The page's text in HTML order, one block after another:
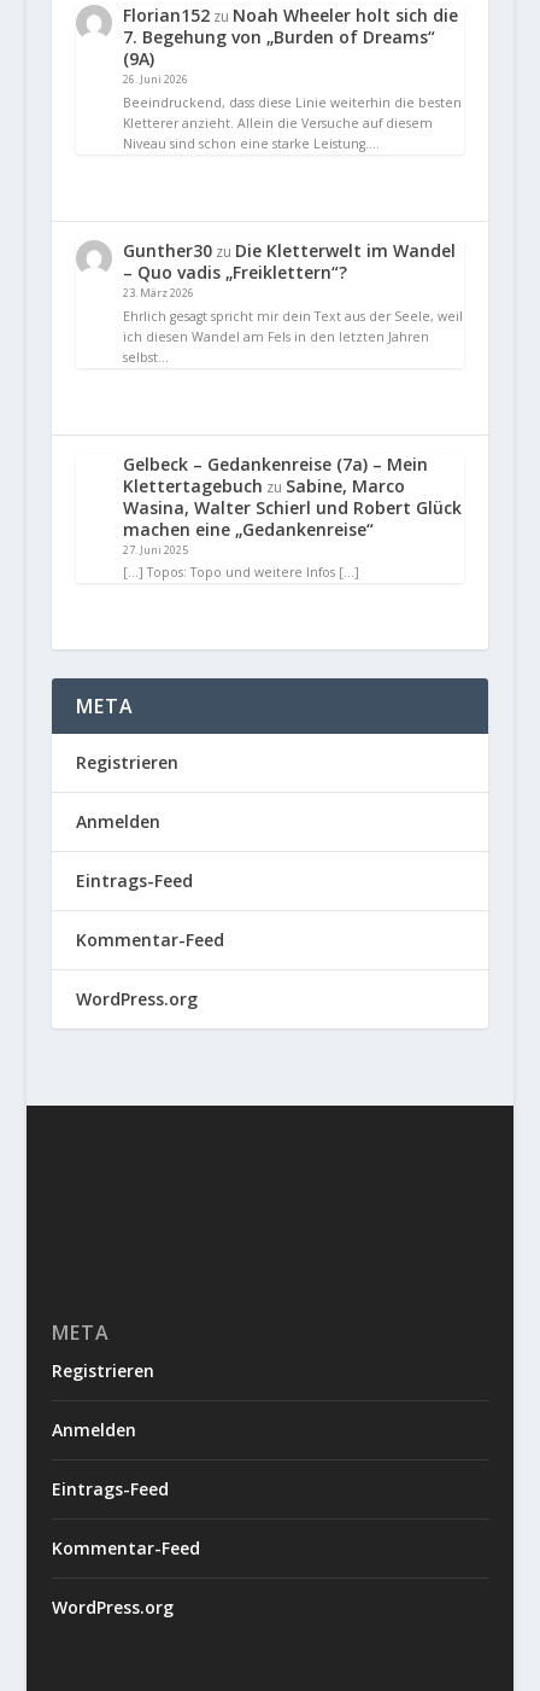
Florian152zu Noah Wheeler holt sich die
7. Begehung von „Burden of Dreams“
(9A)
26. Juni 2026
Beeindruckend, dass diese Linie weiterhin die besten
Kletterer anzieht. Allein die Versuche auf diesem
Niveau sind schon eine starke Leistung.…
Gunther30zu Die Kletterwelt im Wandel
– Quo vadis „Freiklettern“?
23. März 2026
Ehrlich gesagt spricht mir dein Text aus der Seele, weil
ich diesen Wandel am Fels in den letzten Jahren
selbst…
Gelbeck – Gedankenreise (7a) – Mein
Klettertagebuch zu Sabine, Marco
Wasina, Walter Schierl und Robert Glück
machen eine „Gedankenreise“
27. Juni 2025
[…] Topos: Topo und weitere Infos […]
META
Registrieren
Anmelden
Eintrags-Feed
Kommentar-Feed
WordPress.org
META
Registrieren
Anmelden
Eintrags-Feed
Kommentar-Feed
WordPress.org